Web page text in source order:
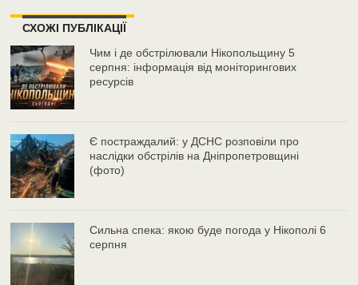
СХОЖІ ПУБЛІКАЦІЇ
Чим і де обстрілювали Нікопольщину 5
серпня: інформація від моніторингових
ресурсів
Є постраждалий: у ДСНС розповіли про
наслідки обстрілів на Дніпропетровщині
(фото)
Сильна спека: якою буде погода у Нікополі 6
серпня